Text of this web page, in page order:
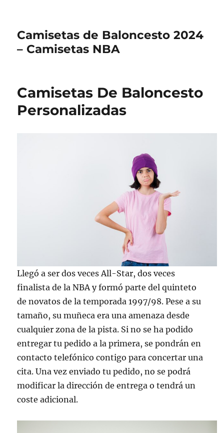
Camisetas de Baloncesto 2024
– Camisetas NBA
Camisetas De Baloncesto
Personalizadas
Llegó a ser dos veces All-Star, dos veces
finalista de la NBA y formó parte del quinteto
de novatos de la temporada 1997/98. Pese a su
tamaño, su muñeca era una amenaza desde
cualquier zona de la pista. Si no se ha podido
entregar tu pedido a la primera, se pondrán en
contacto telefónico contigo para concertar una
cita. Una vez enviado tu pedido, no se podrá
modificar la dirección de entrega o tendrá un
coste adicional.